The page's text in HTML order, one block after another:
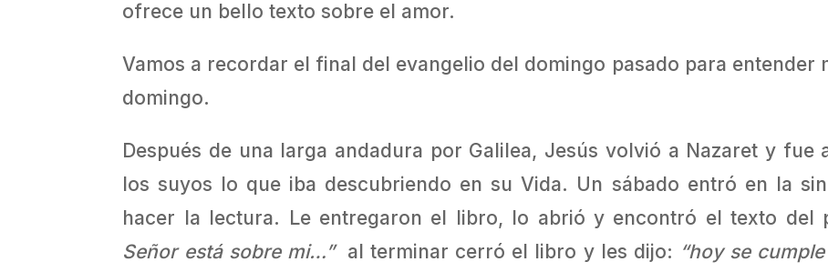
ofrece un bello texto sobre el amor.
Vamos a recordar el final del evangelio del domingo pasado para entender
domingo.
Después de una larga andadura por Galilea, Jesús volvió a Nazaret y fue
los suyos lo que iba descubriendo en su Vida. Un sábado entró en la
hacer la lectura. Le entregaron el libro, lo abrió y encontró el texto del
Señor está sobre mi…” al terminar cerró el libro y les dijo: “hoy se